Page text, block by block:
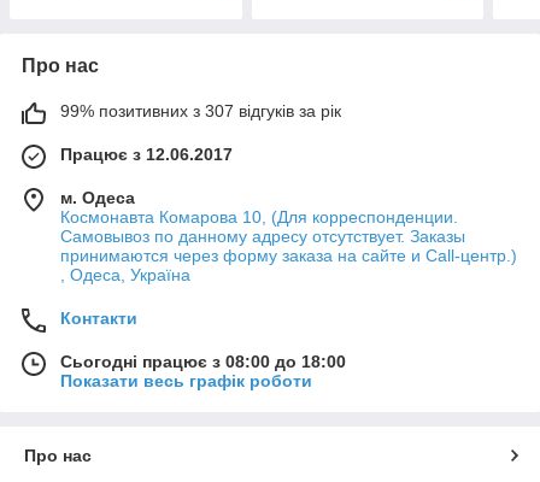
Про нас
99% позитивних з 307 відгуків за рік
Працює з 12.06.2017
м. Одеса
Космонавта Комарова 10, (Для корреспонденции.
Самовывоз по данному адресу отсутствует. Заказы
принимаются через форму заказа на сайте и Call-центр.)
, Одеса, Україна
Контакти
Сьогодні працює з 08:00 до 18:00
Показати весь графік роботи
Про нас